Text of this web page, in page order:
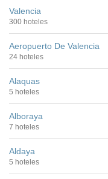
Valencia
300 hoteles
Aeropuerto De Valencia
24 hoteles
Alaquas
5 hoteles
Alboraya
7 hoteles
Aldaya
5 hoteles